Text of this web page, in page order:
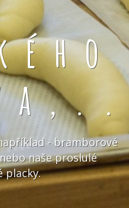
- bramborové
naše proslulé
placky.